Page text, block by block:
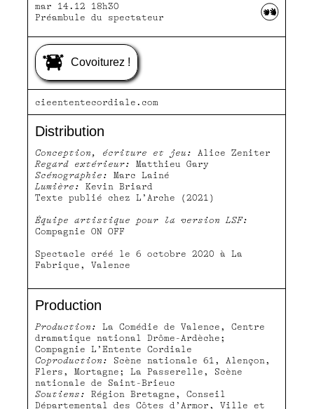
cieententecordiale.com
Distribution
Conception, écriture et jeu:
Alice Zeniter
Regard extérieur:
Matthieu Gary
Scénographie:
Marc Lainé
Lumière:
Kevin Briard
Texte publié chez L’Arche (2021)
Équipe artistique pour la version LSF:
Compagnie ON OFF
Spectacle créé le 6 octobre 2020 à La
Fabrique, Valence
Production
Production:
La Comédie de Valence, Centre
dramatique national Drôme-Ardèche;
Compagnie L’Entente Cordiale
Coproduction:
Scène nationale 61, Alençon,
Flers, Mortagne; La Passerelle, Scène
nationale de Saint-Brieuc
Soutiens:
Région Bretagne, Conseil
Départemental des Côtes d’Armor, Ville et
mar 14.12 18h30
Préambule du spectateur
Covoiturez !